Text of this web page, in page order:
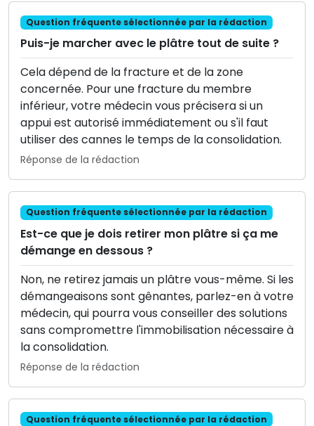
Question fréquente sélectionnée par la rédaction
Puis-je marcher avec le plâtre tout de suite ?
Cela dépend de la fracture et de la zone
concernée. Pour une fracture du membre
inférieur, votre médecin vous précisera si un
appui est autorisé immédiatement ou s'il faut
utiliser des cannes le temps de la consolidation.
Réponse de la rédaction
Question fréquente sélectionnée par la rédaction
Est-ce que je dois retirer mon plâtre si ça me
démange en dessous ?
Non, ne retirez jamais un plâtre vous-même. Si les
démangeaisons sont gênantes, parlez-en à votre
médecin, qui pourra vous conseiller des solutions
sans compromettre l'immobilisation nécessaire à
la consolidation.
Réponse de la rédaction
Question fréquente sélectionnée par la rédaction